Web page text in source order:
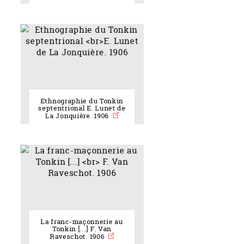
Ethnographie du Tonkin
septentrional E. Lunet de
La Jonquière. 1906
La franc-maçonnerie au
Tonkin [...] F. Van
Raveschot. 1906